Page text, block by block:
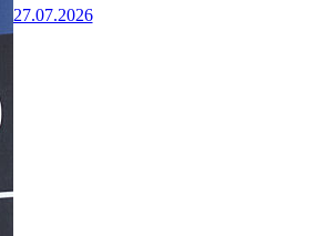
27.07.2026